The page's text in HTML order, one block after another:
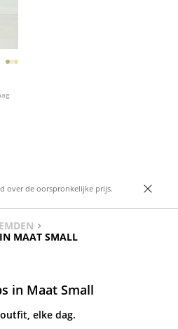
over de oorspronkelijke prijs.
MAAT SMALL
in Maat Small
elke dag.